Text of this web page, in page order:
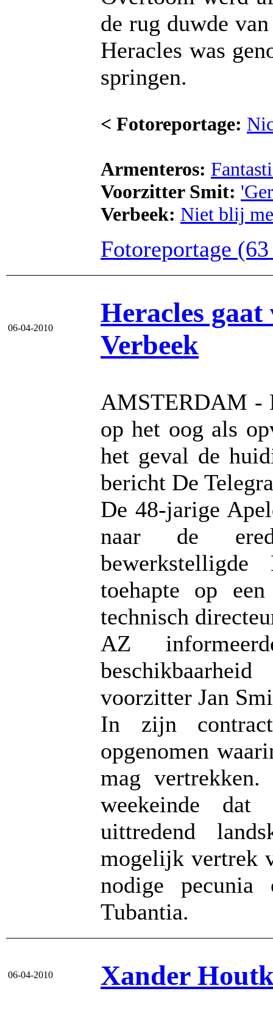
de rug duwde
Heracles was
springen.
< Fotoreportage:
Armenteros:
Voorzitter Smit:
Verbeek: Niet blij
Fotoreportage
06-04-2010
Heracles
Verbeek
AMSTERDAM -
op het oog als
het geval de
bericht De
De 48-jarige
naar de
toehapte op
technisch
AZ
voorzitter Jan
In zijn
opgenomen
mag vertrekken.
weekeinde
uittredend
mogelijk vertrek
nodige
Tubantia.
06-04-2010 Xander